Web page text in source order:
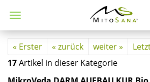
« Erster « zurück weiter »
17Artikel in dieser Kategorie